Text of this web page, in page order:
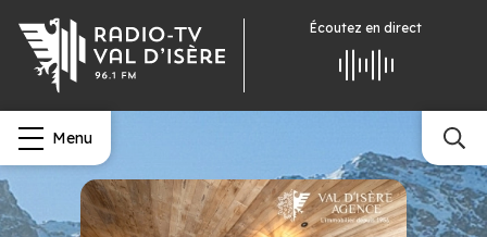
Écoutez en direct
Menu